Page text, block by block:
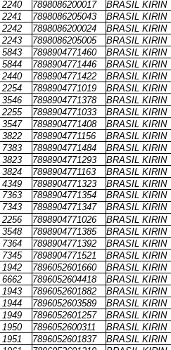
2240
7898086200017 BRASIL KIRIN
2241
7898086205043 BRASIL KIRIN
2242
7898086200024 BRASIL KIRIN
2243
7898086205005 BRASIL KIRIN
5843
7898904771460 BRASIL KIRIN
5844
7898904771446 BRASIL KIRIN
2440
7898904771422 BRASIL KIRIN
2254
7898904771019 BRASIL KIRIN
3546
7898904771378 BRASIL KIRIN
2255
7898904771033 BRASIL KIRIN
3547
7898904771408 BRASIL KIRIN
3822
7898904771156 BRASIL KIRIN
7383
7898904771484 BRASIL KIRIN
3823
7898904771293 BRASIL KIRIN
3824
7898904771163 BRASIL KIRIN
4349
7898904771323 BRASIL KIRIN
7363
7898904771354 BRASIL KIRIN
7343
7898904771347 BRASIL KIRIN
2256
7898904771026 BRASIL KIRIN
3548
7898904771385 BRASIL KIRIN
7364
7898904771392 BRASIL KIRIN
7345
7898904771521 BRASIL KIRIN
1942
7896052601660 BRASIL KIRIN
6662
7896052604418 BRASIL KIRIN
1943
7896052601882 BRASIL KIRIN
1944
7896052603589 BRASIL KIRIN
1949
7896052601257 BRASIL KIRIN
1950
7896052600311 BRASIL KIRIN
1951
7896052601837 BRASIL KIRIN